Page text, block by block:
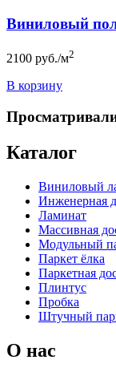
Виниловый
2100 руб./м2
В корзину
Каталог
Виниловый
Инженерная
Ламинат
Массивная
Модульный
Паркет ёлка
Паркетная
Плинтус
Пробка
Штучный
О нас